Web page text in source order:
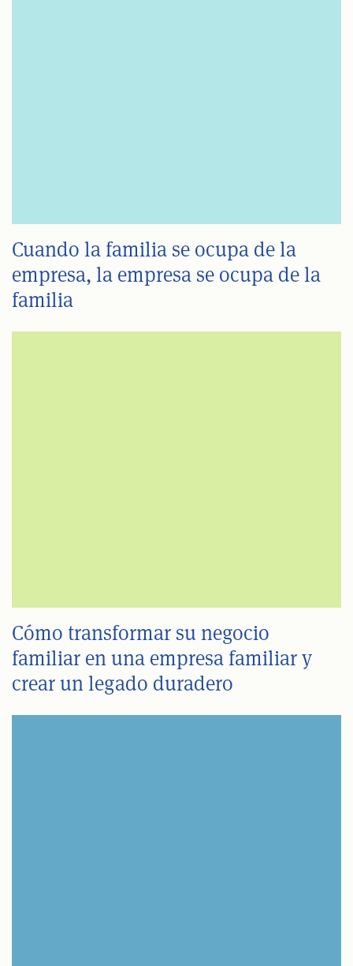
Cuando la familia se ocupa de la
empresa, la empresa se ocupa de la
familia
Cómo transformar su negocio
familiar en una empresa familiar y
crear un legado duradero